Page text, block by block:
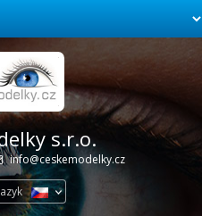
s.r.o.
info@ceskemodelky.cz